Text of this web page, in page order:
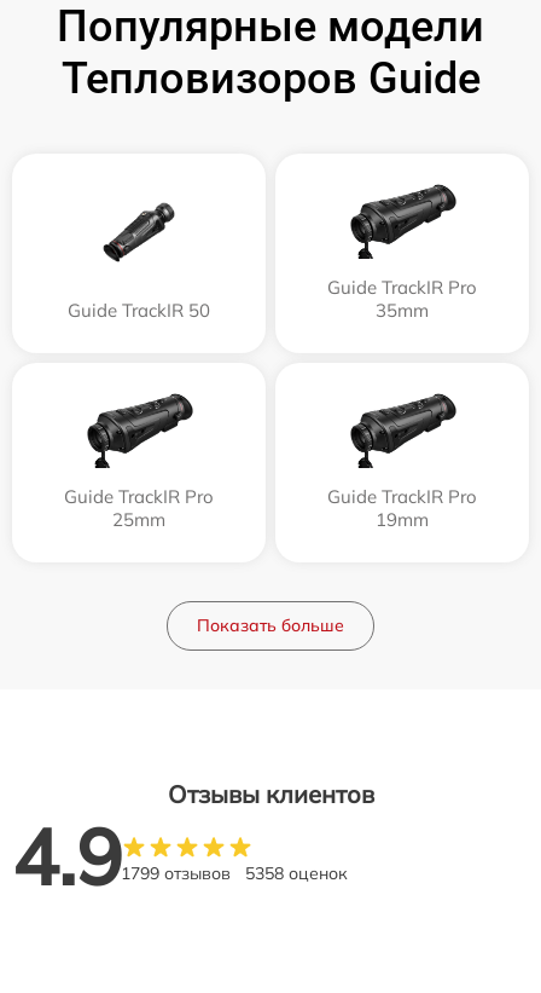
Популярные модели
Тепловизоров Guide
Guide TrackIR 50
Guide TrackIR Pro
35mm
Guide TrackIR Pro
25mm
Guide TrackIR Pro
19mm
Показать больше
Отзывы клиентов
4.91799 отзывов 5358 оценок